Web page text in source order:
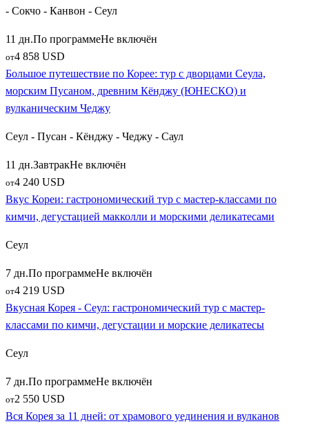
мечты
Выбирая гибкие индивидуальные туры, вы получаете
путешествие, созданное исключительно под ваши запросы.
Вы можете заранее согласовать с менеджером все детали:
традиционных домов ханок), тип внутренних трансферов
(скоростные поезда KTX или персональный автомобиль с
водителем) и наполнение экскурсий. Позвольте себе
исследовать Южную Корею без суеты и шаблонов, открывая
для себя эту удивительную страну с самой лучшей стороны!
- Сокчо - Канвон - Сеул
11 дн.По программеНе включён
от4 858 USD
Большое путешествие по Корее: тур с дворцами Сеула,
морским Пусаном, древним Кёнджу (ЮНЕСКО) и
вулканическим Чеджу
Сеул - Пусан - Кёнджу - Чеджу - Саул
11 дн.ЗавтракНе включён
от4 240 USD
Вкус Кореи: гастрономический тур с мастер-классами по
кимчи, дегустацией макколли и морскими деликатесами
Сеул
7 дн.По программеНе включён
от4 219 USD
Вкусная Корея - Сеул: гастрономический тур с мастер-
классами по кимчи, дегустации и морские деликатесы
Сеул
7 дн.По программеНе включён
от2 550 USD
Вся Корея за 11 дней: от храмового уединения и вулканов